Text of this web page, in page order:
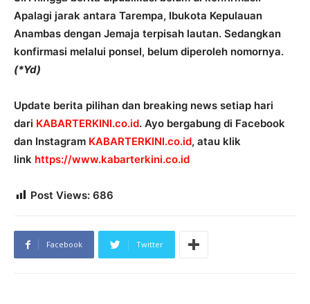
Apalagi jarak antara Tarempa, Ibukota Kepulauan
Anambas dengan Jemaja terpisah lautan. Sedangkan
konfirmasi melalui ponsel, belum diperoleh nomornya.
(*Yd)
Update berita pilihan dan breaking news setiap hari
dari KABARTERKINI.co.id. Ayo bergabung di Facebook
dan Instagram KABARTERKINI.co.id, atau klik
link https://www.kabarterkini.co.id
Post Views: 686
Facebook Twitter